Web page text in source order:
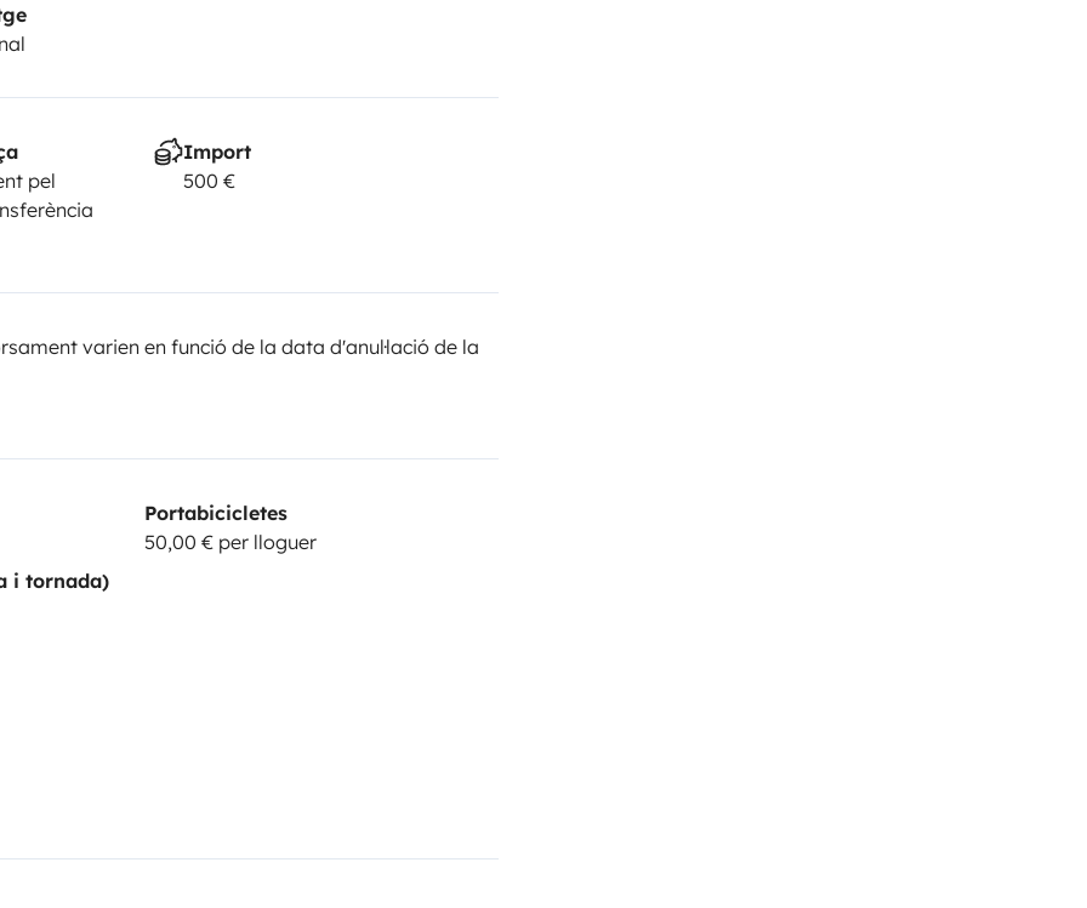
pel
Import
500 €
varien en funció de la data d'anul·lació de la
Portabicicletes
50,00 € per lloguer
i tornada)